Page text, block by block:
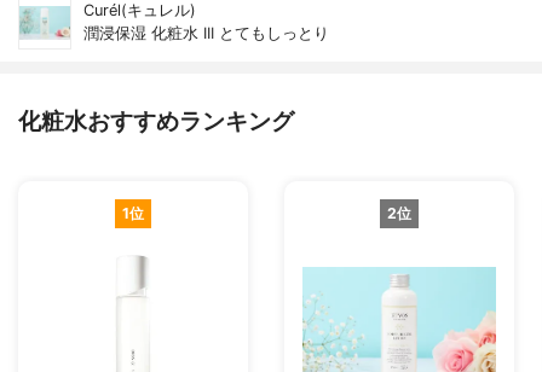
Curél(キュレル)
潤浸保湿 化粧水 III とてもしっとり
化粧水おすすめランキング
1位 2位